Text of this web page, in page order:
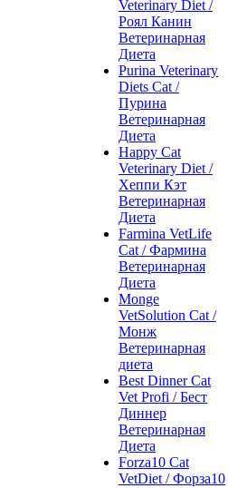
Veterinary Diet /
Роял Канин
Ветеринарная
Диета
Purina Veterinary
Diets Cat /
Пурина
Ветеринарная
Диета
Happy Cat
Veterinary Diet /
Хеппи Кэт
Ветеринарная
Диета
Farmina VetLife
Cat / Фармина
Ветеринарная
Диета
Monge
VetSolution Cat /
Монж
Ветеринарная
диета
Best Dinner Cat
Vet Profi / Бест
Диннер
Ветеринарная
Диета
Forza10 Cat
VetDiet / Форза10